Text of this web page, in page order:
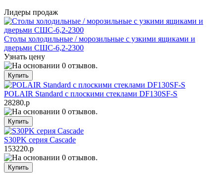
Лидеры продаж
Столы холодильные / морозильные с узкими ящиками и
дверьми СШС-6,2-2300
Узнать цену
POLAIR Standard с плоскими стеклами DF130SF-S
28280.р
S30PK серия Cascade
153220.р